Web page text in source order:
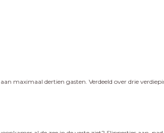
maximaal dertien gasten. Verdeeld over drie